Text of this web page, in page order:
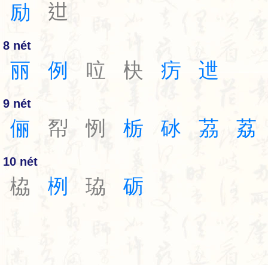
励 𨑬
8 nét
丽 例 㕸 㭈 疠 迣
9 nét
俪 㡂 㤡 栃 砅 茘 荔
10 nét
栛 栵 珕 砺